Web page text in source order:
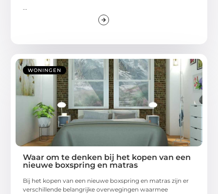
...
WONINGEN
Waar om te denken bij het kopen van een
nieuwe boxspring en matras
Bij het kopen van een nieuwe boxspring en matras zijn er
verschillende belangrijke overwegingen waarmee